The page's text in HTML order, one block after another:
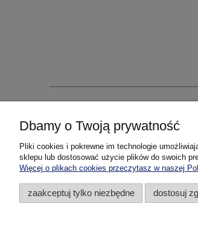
Dbamy o Twoją prywatność
Pliki cookies i pokrewne im technologie
sklepu lub dostosować użycie plików do swoich
Więcej o plikach cookies przeczytasz w naszej
zaakceptuj tylko niezbędne dostosuj